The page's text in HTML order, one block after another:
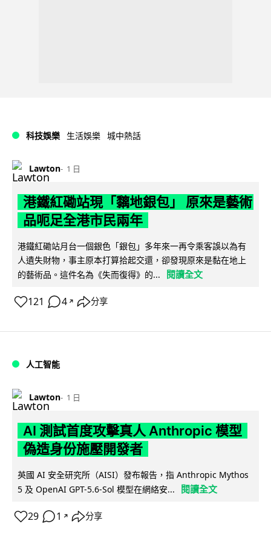
科技娛樂 生活娛樂 城中熱話
Lawton 1 日
港鐵紅磡站現「黐地銀包」 原來是藝術
品呃足全港市民兩年
港鐵紅磡站月台一個銀色「銀包」多年來一再令乘客誤以為有
人遺失財物，事主原本打算拾起交還，卻發現原來是黏在地上
的藝術品。這件名為《失而復得》的...
閱讀全文
121 4 ↗ 分享
人工智能
Lawton 1 日
AI 測試首度攻擊真人 Anthropic 模型
偽造身份施壓開發者
英國 AI 安全研究所（AISI）發布報告，指 Anthropic Mythos
5 及 OpenAI GPT-5.6-Sol 模型在網絡安...
閱讀全文
29 1 ↗ 分享